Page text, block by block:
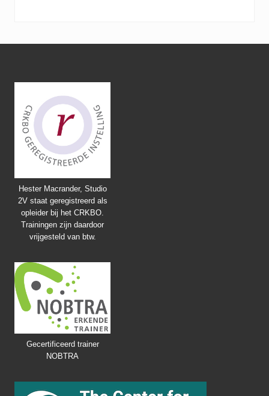
Hester Macrander, Studio
2V staat geregistreerd als
opleider bij het CRKBO.
Trainingen zijn daardoor
vrijgesteld van btw.
Gecertificeerd trainer
NOBTRA